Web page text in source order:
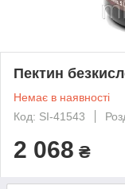
Пектин
Немає в наявності
Код: SI-41543
2 068 ₴